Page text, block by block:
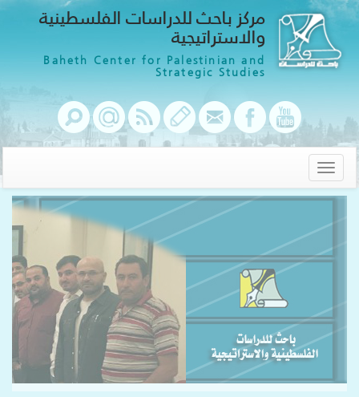
مركز باحث للدراسات الفلسطينية
والاستراتيجية
Baheth Center for Palestinian and
Strategic Studies
Toggle
navigation